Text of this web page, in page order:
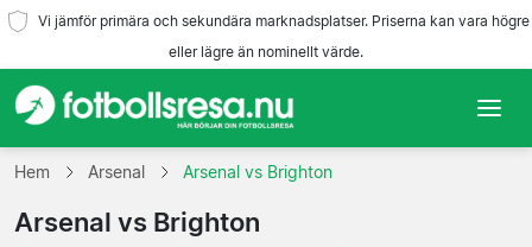
Vi jämför primära och sekundära marknadsplatser. Priserna kan vara högre
eller lägre än nominellt värde.
Hem
Lag
Hem Arsenal Arsenal vs Brighton
Arsenal vs Brighton